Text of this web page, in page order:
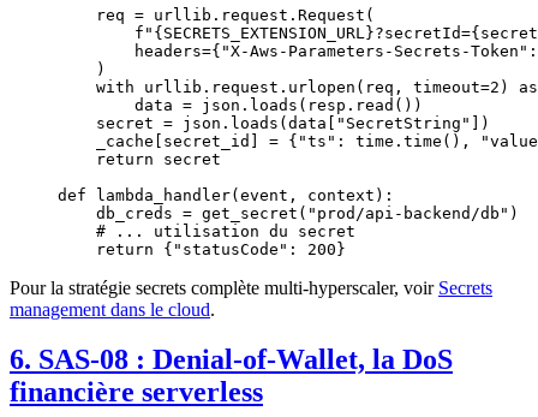
    req
= urllib.request.Request(
        f
" {SECRETS_EXTENSION_URL}?secretId={
        headers
={ "X-Aws-Parameters-Secrets-Token"
    )
    with
urllib.request.urlopen(req, timeout=2 ) as
        data
= json.loads(resp.read())
    secret
= json.loads(data[ "SecretString" ])
    _cache[secret_id]
= { "ts" : time.time(),
    return
secret
def lambda_handler(event, context):
    db_creds
= get_secret( "prod/api-backend/db" )
    # ... utilisation du secret
    return
{ "statusCode" : 200}
Pour la stratégie secrets complète multi-hyperscaler, voir Secrets
management dans le cloud.
6. SAS-08 : Denial-of-Wallet, la DoS
financière serverless